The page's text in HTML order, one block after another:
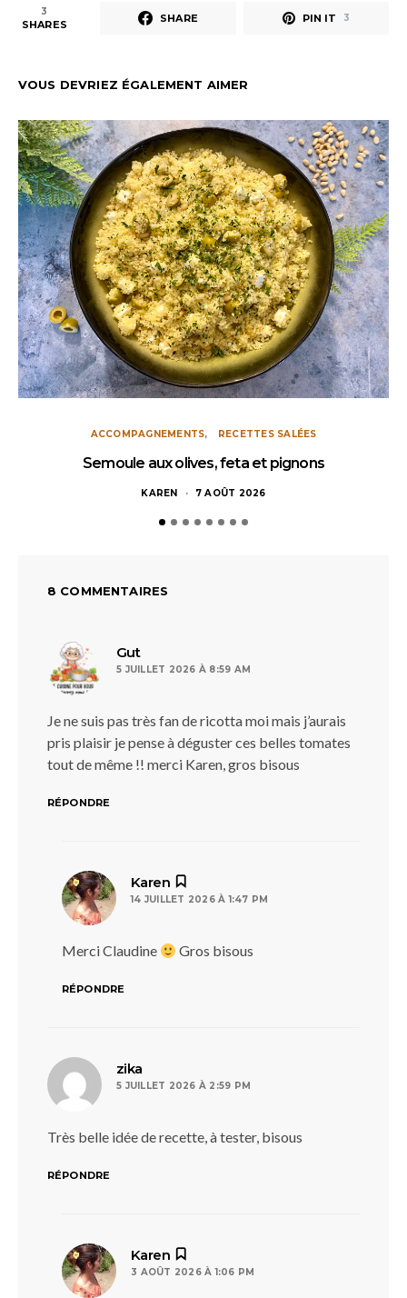
3
SHARES SHARE PIN IT 3
VOUS DEVRIEZ ÉGALEMENT AIMER
ACCOMPAGNEMENTS RECETTES SALÉES
Semoule aux olives, feta et pignons
KAREN 7 AOÛT 2026
8 COMMENTAIRES
Gutdit :
5 JUILLET 2026 À 8:59 AM
Je ne suis pas très fan de ricotta moi mais j’aurais
pris plaisir je pense à déguster ces belles tomates
tout de même !! merci Karen, gros bisous
RÉPONDRE
Karen
14 JUILLET 2026 À 1:47 PM
Merci Claudine Gros bisous
RÉPONDRE
zika
5 JUILLET 2026 À 2:59 PM
Très belle idée de recette, à tester, bisous
RÉPONDRE
Karen
3 AOÛT 2026 À 1:06 PM